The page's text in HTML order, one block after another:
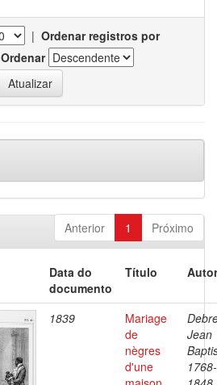
| Ordenar registros por
Ordenar
Anterior 1 Próximo
Data do
documento
Título
1839
Mariage
de
nègres
d'une
Jean
1768-